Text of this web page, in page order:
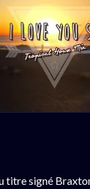
titre signé